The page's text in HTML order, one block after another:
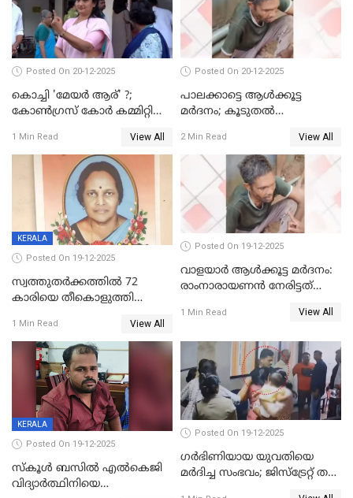
Posted On 20-12-2025
കൊച്ചി 'മേയർ ആര്' ?;
കോണ്‍ഗ്രസ് കോര്‍ കമ്മിറ്റി
1 Min Read View All
Posted On 20-12-2025
പാലക്കാട്ടെ ആള്‍ക്കൂട്ട
മര്‍ദനം; കൂടുതല്‍
അംഗ സംഘമെന്ന് വിവരം
2 Min Read View All
KERALA
Posted On 19-12-2025
സ്വത്തുതര്‍ക്കത്തില്‍ 72
കാരിയെ തീകൊളുത്തി
ക്രൂരകൊലപാതകത്തില്‍
സഹോദരിപുത്രന് ജീവപര്യന്തം
1 Min Read View All
Posted On 19-12-2025
വാളയാർ ആൾക്കൂട്ട മർദനം:
രാംനാരായണൻ നേരിട്ടത്
നാൽപ്പതിലേറെ
റിപ്പോർട്ട്
1 Min Read View All
KERALA
Posted On 19-12-2025
സ്കൂൾ ബസിൽ എൽകെജി
വിദ്യാര്‍ത്ഥിനിയെ
Posted On 19-12-2025
ഗര്‍ഭിണിയായ യുവതിയെ
മര്‍ദിച്ച സംഭവം; ജിസ്‌ട്രേറ്റ് തല